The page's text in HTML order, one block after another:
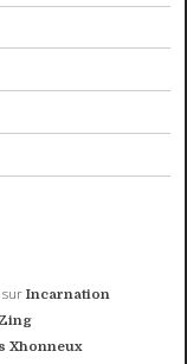
surIncarnation
Xhonneux